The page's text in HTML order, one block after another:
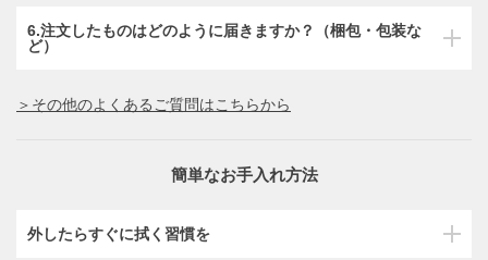
6.注文したものはどのように届きますか？（梱包・包装な
ど）
＞その他のよくあるご質問はこちらから
簡単なお手入れ方法
外したらすぐに拭く習慣を